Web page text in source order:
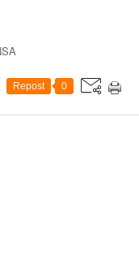
Repost 0